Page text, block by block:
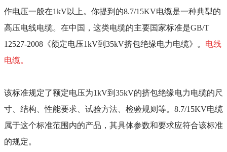
作电压一般在1kV以上。你提到的8.7/15KV电缆是一种典型的
高压电线电缆。在中国，这类电缆的主要国家标准是GB/T
12527-2008 《额定电压1kV到 35kV挤包绝缘电力电缆》。 电线
电缆。
该标准规定了额定电压为1kV到 35kV的挤包绝缘电力电缆的尺
寸、结构、性能要求、试验方法、检验规则等。 8.7/15KV电缆
属于这个标准范围内的产品，其具体参数和要求应符合该标准
的规定。